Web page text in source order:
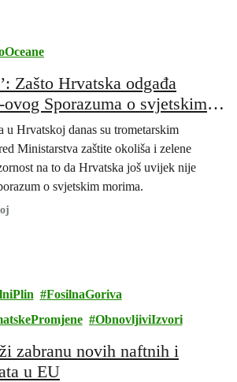
Zašto Hrvatska odgađa
Sporazuma o svjetskim
u Hrvatskoj danas su trometarskim
Ministarstva zaštite okoliša i zelene
na to da Hrvatska još uvijek nije
o svjetskim morima.
FosilnaGoriva
ObnovljiviIzvori
zabranu novih naftnih i
u EU